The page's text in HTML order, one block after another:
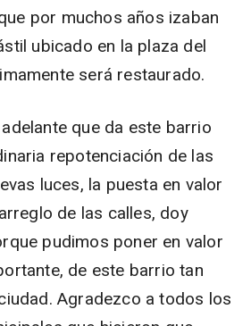
por muchos años izaban
ubicado en la plaza del
será restaurado.
que da este barrio
repotenciación de las
luces, la puesta en valor
de las calles, doy
pudimos poner en valor
de este barrio tan
Agradezco a todos los